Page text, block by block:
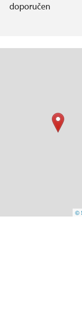
doporučen
©